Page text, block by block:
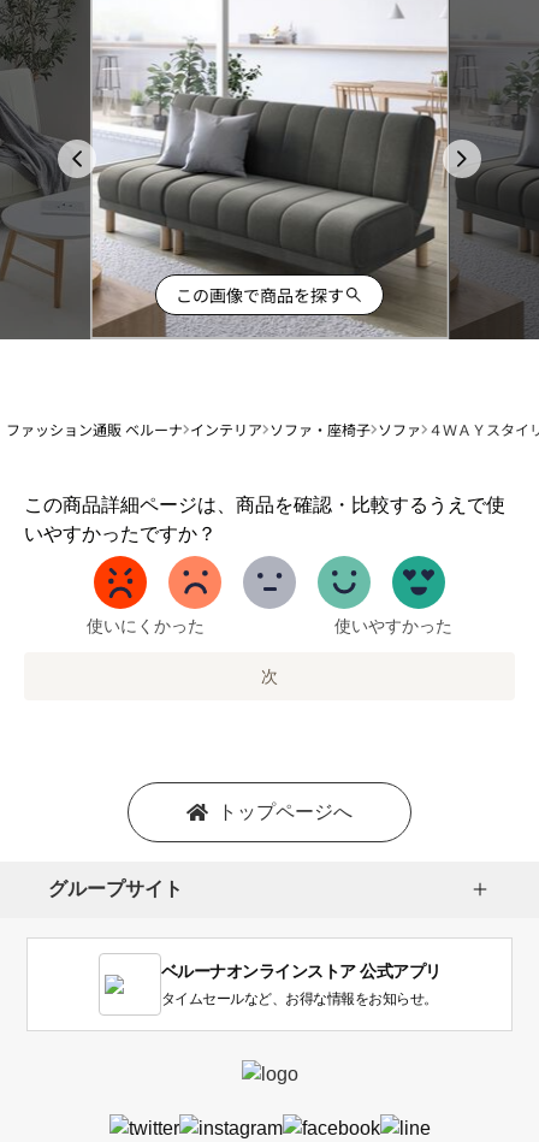
この画像で商品を探す
ファッション通販 ベルーナ インテリア ソファ・座椅子 ソファ ４ＷＡＹスタイ
この商品詳細ページは、商品を確認・比較するうえで使
いやすかったですか？
1
か
い
使いにくかった 使いやすかった
次
トップページへ
グループサイト
ベルーナオンラインストア 公式アプリ
タイムセールなど、お得な情報をお知らせ。